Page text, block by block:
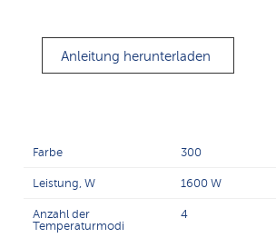
Anleitung herunterladen
Farbe 300
Leistung, W 1600 W
Anzahl der
Temperaturmodi
4